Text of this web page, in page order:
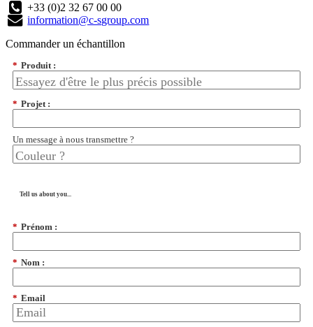
+33 (0)2 32 67 00 00
information@c-sgroup.com
Commander un échantillon
* Produit :
* Projet :
Un message à nous transmettre ?
Tell us about you...
* Prénom :
* Nom :
* Email